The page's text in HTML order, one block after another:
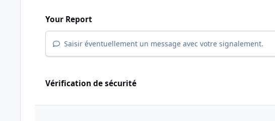
Your Report
Saisir éventuellement un message avec votre signalement.
Vérification de sécurité